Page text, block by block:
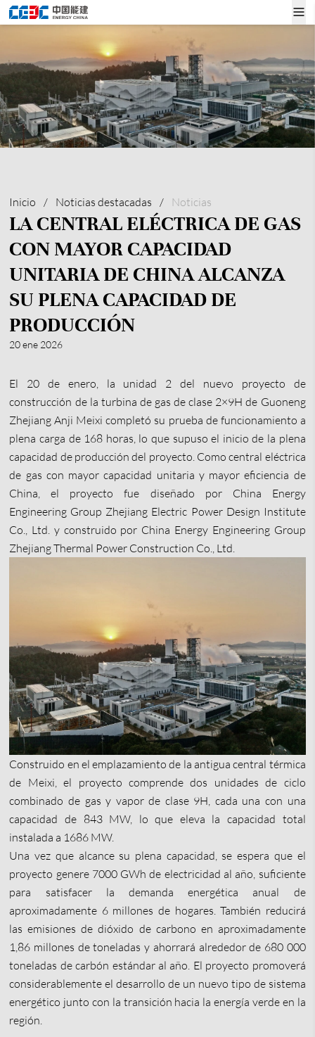
Inicio / Noticias destacadas / Noticias
LA CENTRAL ELÉCTRICA DE GAS
CON MAYOR CAPACIDAD
UNITARIA DE CHINA ALCANZA
SU PLENA CAPACIDAD DE
PRODUCCIÓN
20 ene 2026
El 20 de enero, la unidad 2 del nuevo proyecto de
construcción de la turbina de gas de clase 2×9H de Guoneng
Zhejiang Anji Meixi completó su prueba de funcionamiento a
plena carga de 168 horas, lo que supuso el inicio de la plena
capacidad de producción del proyecto. Como central eléctrica
de gas con mayor capacidad unitaria y mayor eficiencia de
China, el proyecto fue diseñado por China Energy
Engineering Group Zhejiang Electric Power Design Institute
Co., Ltd. y construido por China Energy Engineering Group
Zhejiang Thermal Power Construction Co., Ltd.
Construido en el emplazamiento de la antigua central térmica
de Meixi, el proyecto comprende dos unidades de ciclo
combinado de gas y vapor de clase 9H, cada una con una
capacidad de 843 MW, lo que eleva la capacidad total
instalada a 1686 MW.
Una vez que alcance su plena capacidad, se espera que el
proyecto genere 7000 GWh de electricidad al año, suficiente
para satisfacer la demanda energética anual de
aproximadamente 6 millones de hogares. También reducirá
las emisiones de dióxido de carbono en aproximadamente
1,86 millones de toneladas y ahorrará alrededor de 680 000
toneladas de carbón estándar al año. El proyecto promoverá
considerablemente el desarrollo de un nuevo tipo de sistema
energético junto con la transición hacia la energía verde en la
región.